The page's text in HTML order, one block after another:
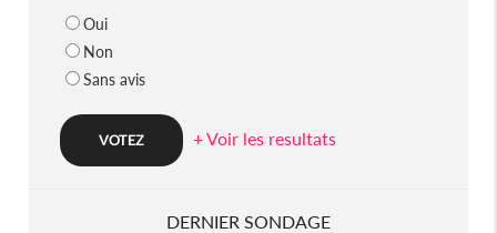
Oui
Non
Sans avis
+ Voir les resultats
DERNIER SONDAGE